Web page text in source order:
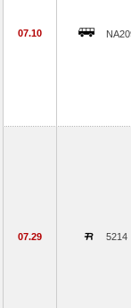
07.10
07.29 5214